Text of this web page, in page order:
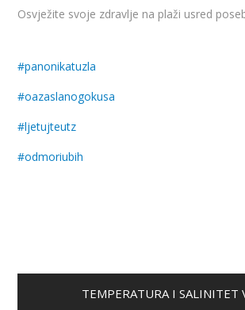
Osvježite svoje zdravlje na plaži usred
#panonikatuzla
#oazaslanogokusa
#ljetujteutz
#odmoriubih
TEMPERATURA I SALINITET